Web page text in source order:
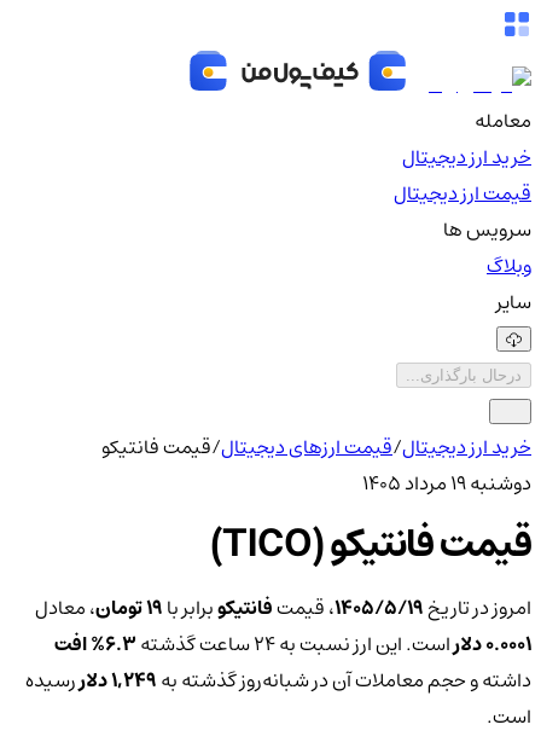
معامله
خرید ارز دیجیتال
قیمت ارز دیجیتال
سرویس ها
وبلاگ
سایر
درحال بارگذاری...
خرید ارز دیجیتال/قیمت ارزهای دیجیتال/قیمت فانتیکو
دوشنبه ۱۹ مرداد ۱۴۰۵
قیمت فانتیکو (TICO)
امروز در تاریخ۱۴۰۵/۵/۱۹، قیمتفانتیکوبرابر با19 تومان
، معادل
0.0001 دلار
است. این ارز نسبت به ۲۴ ساعت گذشته 6.3% افت
داشته و حجم معاملات آن در شبانه‌روز گذشته به1,249 دلار
رسیده
است.